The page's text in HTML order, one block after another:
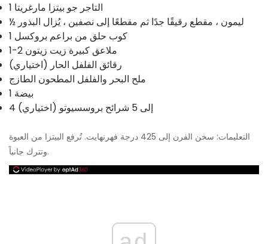
1 التاجر جو بيتزا مارغريتا
½ ليمون ، مقطع رقيقًا جدًا ثم مقطعًا إلى نصفين ، يُزال البذور
1 كوب حلق من براعم بروكسل
1-2 ملاعق كبيرة زيت زيتون
رقائق الفلفل الحار (اختياري)
ملح البحر والفلفل المطحون الطازج
1 بيضة
4 إلى 5 شرائح بروسسيوتو (اختياري)
التعليمات: سخن الفرن إلى 425 درجة فهرنهايت. تُرفع البيتزا من العبوة
وتترك جانباً.